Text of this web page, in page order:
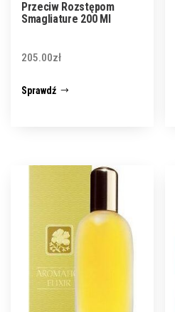
Przeciw Rozstępom
Smagliature 200 Ml
205.00zł
Sprawdź